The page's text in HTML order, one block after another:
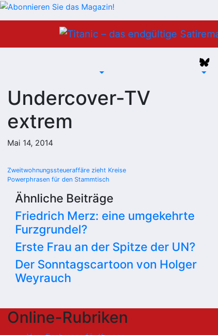
Undercover-TV
extrem
Mai 14, 2014
Beitragsnavigation
Zweitwohnungssteueraffäre zieht Kreise
Powerphrasen für den Stammtisch
Ähnliche Beiträge
Friedrich Merz: eine umgekehrte
Furzgrundel?
Erste Frau an der Spitze der UN?
Der Sonntagscartoon von Holger
Weyrauch
Online-Rubriken